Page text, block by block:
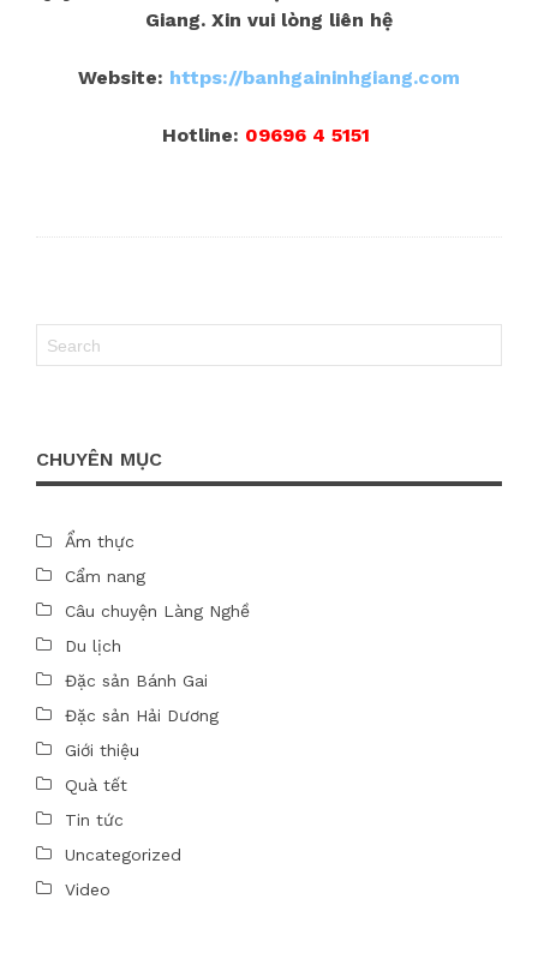
Giang. Xin vui lòng liên hệ
Website: https://banhgaininhgiang.com
Hotline: 09696 4 5151
CHUYÊN MỤC
Ẩm thực
Cẩm nang
Câu chuyện Làng Nghề
Du lịch
Đặc sản Bánh Gai
Đặc sản Hải Dương
Giới thiệu
Quà tết
Tin tức
Uncategorized
Video